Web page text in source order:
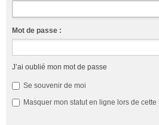
Mot de passe :
J’ai oublié mon mot de passe
Se souvenir de moi
Masquer mon statut en ligne lors de cette